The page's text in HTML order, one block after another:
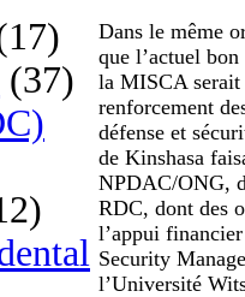
(37)
Dans le même
que l’actuel
la MISCA serait
renforcement
défense et
de Kinshasa
NPDAC/ONG,
RDC, dont des
l’appui
Security
l’Université